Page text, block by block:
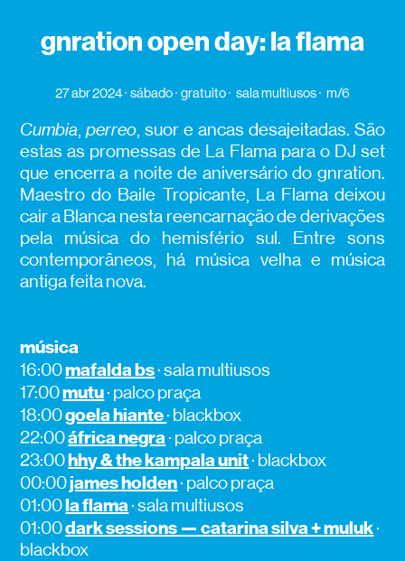
gnration open day: la flama
27 abr 2024 sábado gratuito sala multiusos m/6
Cumbia,perreo, suor e ancas desajeitadas. São
estas as promessas de La Flama para o DJ set
que encerra a noite de aniversário do gnration.
Maestro do Baile Tropicante, La Flama deixou
cair a Blanca nesta reencarnação de derivações
pela música do hemisfério sul. Entre sons
contemporâneos, há música velha e música
antiga feita nova.
música
16:00mafalda bs· sala multiusos
17:00mutu· palco praça
18:00goela hiante· blackbox
22:00áfrica negra· palco praça
23:00hhy & the kampala unit· blackbox
00:00james holden· palco praça
01:00la flama· sala multiusos
01:00dark sessions — catarina silva + muluk·
blackbox